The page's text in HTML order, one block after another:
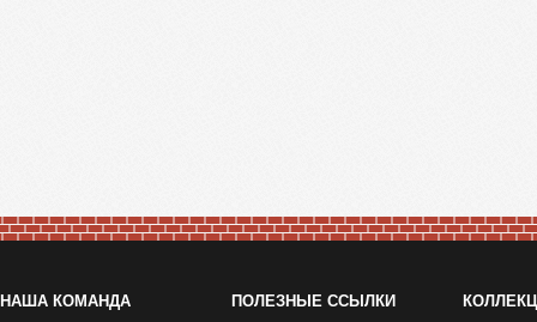
НАША КОМАНДА ПОЛЕЗНЫЕ ССЫЛКИ